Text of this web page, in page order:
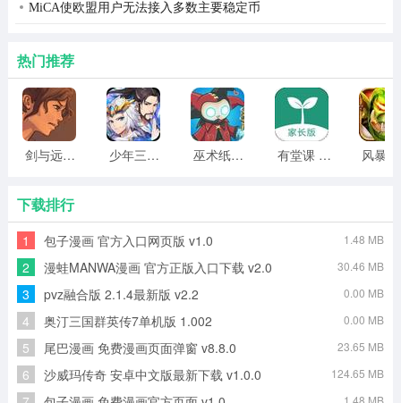
光，种下立即生产25阳光，消失时掉落50阳光;
7、坚果土豆雷：【坚果+土豆】血量4000，每次破损对小
范围僵尸造成500伤害，消失时造成1800伤害;
8、樱桃坚果：免疫樱桃爆炸伤害，每次受到樱桃的爆炸冲
击波，回复500血量;
后回复1000生命值;
10、豌豆大嘴花：【豌豆+大嘴花】吃掉一个僵尸后在30
秒内持续吐出僵尸球，僵尸球一共有三种类型，[第一种]对
僵尸造成50%减速持续1秒，伤害20无限穿透，[第二种]伤
害为40无限穿透，[第三种]击退僵尸，伤害2，最多可击退
10次，不是无限穿透;
11、铁桶坚果：【坚果+铁桶】血量为8000，无特殊效果;
MiCA使欧盟用户无法接入多数主要稳定币
热门推荐
剑与远行人全角色版 vv1.14 少年三国志2无限元宝版最新版 vv5.3.9 巫术纸牌游戏 vv1.1.14 有堂课 v1.2.2
下载排行
1 包子漫画 官方入口网页版 v1.0 1.48 MB
2 漫蛙MANWA漫画 官方正版入口下载 v2.0 30.46 MB
3 pvz融合版 2.1.4最新版 v2.2 0.00 MB
4 奥汀三国群英传7单机版 1.002 0.00 MB
5 尾巴漫画 免费漫画页面弹窗 v8.8.0 23.65 MB
6 沙威玛传奇 安卓中文版最新下载 v1.0.0 124.65 MB
1.48 MB